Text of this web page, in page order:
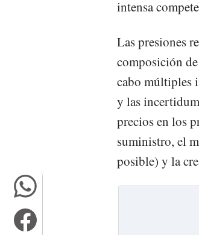
intensa
Las presiones
composición de
cabo múltiples
y las
precios en los
suministro, el
posible) y la